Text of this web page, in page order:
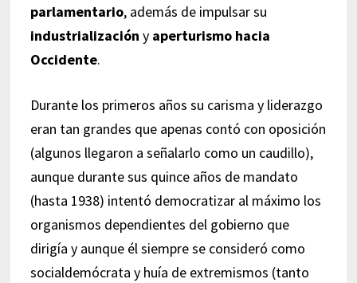
parlamentario, además de impulsar su
industrialización y aperturismo hacia
Occidente.
Durante los primeros años su carisma y liderazgo
eran tan grandes que apenas contó con oposición
(algunos llegaron a señalarlo como un caudillo),
aunque durante sus quince años de mandato
(hasta 1938) intentó democratizar al máximo los
organismos dependientes del gobierno que
dirigía y aunque él siempre se consideró como
socialdemócrata y huía de extremismos (tanto